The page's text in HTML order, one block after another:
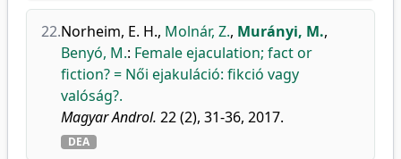
22.Norheim, E. H., Molnár, Z., Murányi, M.,
Benyó, M.: Female ejaculation; fact or
fiction? = Női ejakuláció: fikció vagy
valóság?.
Magyar Androl. 22 (2), 31-36, 2017.
DEA